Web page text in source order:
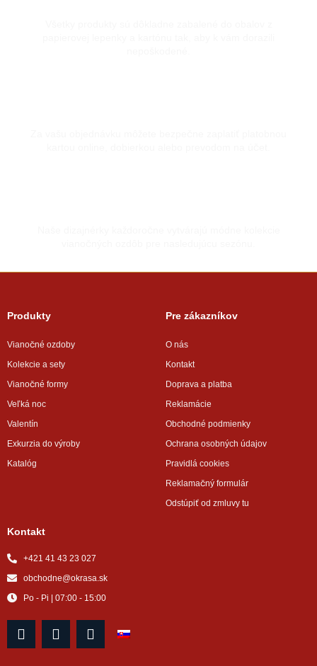
Produkty
Vianočné ozdoby
Kolekcie a sety
Vianočné formy
Veľká noc
Valentín
Exkurzia do výroby
Katalóg
Pre zákazníkov
O nás
Kontakt
Doprava a platba
Reklamácie
Obchodné podmienky
Ochrana osobných údajov
Pravidlá cookies
Reklamačný formulár
Odstúpiť od zmluvy tu
Kontakt
+421 41 43 23 027
obchodne@okrasa.sk
Po - Pi | 07:00 - 15:00
F
a
I
n
Y
o